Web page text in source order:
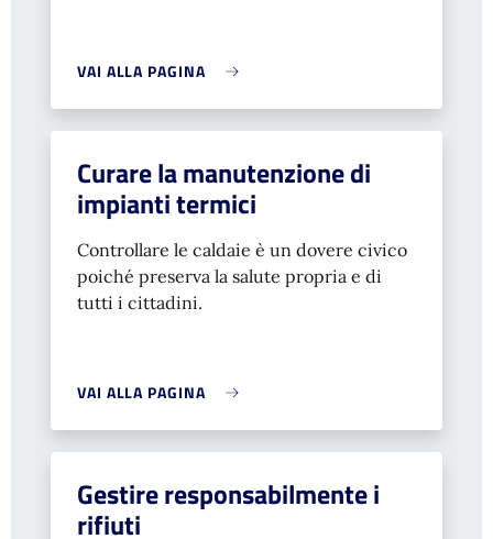
VAI ALLA PAGINA
Curare la manutenzione di
impianti termici
Controllare le caldaie è un dovere civico
poiché preserva la salute propria e di
tutti i cittadini.
VAI ALLA PAGINA
Gestire responsabilmente i
rifiuti